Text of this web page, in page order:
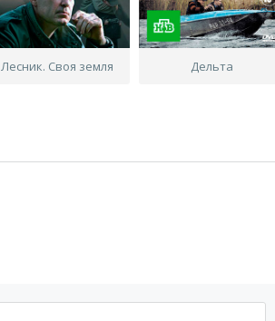
Лесник. Своя земля Дельта